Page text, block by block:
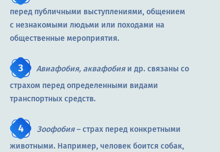
перед публичными выступлениями, общением
с незнакомыми людьми или походами на
общественные мероприятия.
Авиафобия, аквафобияи др. связаны со
страхом перед определенными видами
транспортных средств.
Зоофобия– страх перед конкретными
животными. Например, человек боится собак,